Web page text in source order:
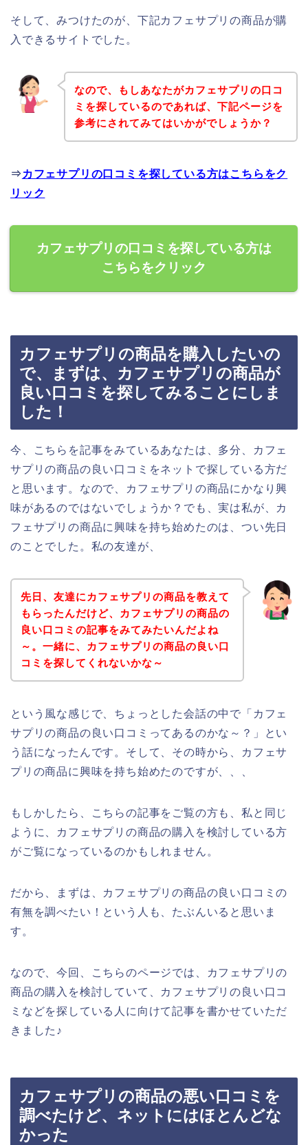
そして、みつけたのが、下記カフェサプリの商品が購
入できるサイトでした。
なので、もしあなたがカフェサプリの口コ
ミを探しているのであれば、下記ページを
参考にされてみてはいかがでしょうか？
⇒ カフェサプリの口コミを探している方はこちらをク
リック
カフェサプリの口コミを探している方は
こちらをクリック
カフェサプリの商品を購入したいの
で、まずは、カフェサプリの商品が
良い口コミを探してみることにしま
した！
今、こちらを記事をみているあなたは、多分、カフェ
サプリの商品の良い口コミをネットで探している方だ
と思います。なので、カフェサプリの商品にかなり興
味があるのではないでしょうか？でも、実は私が、カ
フェサプリの商品に興味を持ち始めたのは、つい先日
のことでした。私の友達が、
先日、友達にカフェサプリの商品を教えて
もらったんだけど、カフェサプリの商品の
良い口コミの記事をみてみたいんだよね
～。一緒に、カフェサプリの商品の良い口
コミを探してくれないかな～
という風な感じで、ちょっとした会話の中で「カフェ
サプリの商品の良い口コミってあるのかな～？」とい
う話になったんです。そして、その時から、カフェサ
プリの商品に興味を持ち始めたのですが、、、
もしかしたら、こちらの記事をご覧の方も、私と同じ
ように、カフェサプリの商品の購入を検討している方
がご覧になっているのかもしれません。
だから、まずは、カフェサプリの商品の良い口コミの
有無を調べたい！という人も、たぶんいると思いま
す。
なので、今回、こちらのページでは、カフェサプリの
商品の購入を検討していて、カフェサプリの良い口コ
ミなどを探している人に向けて記事を書かせていただ
きました♪
カフェサプリの商品の悪い口コミを
調べたけど、ネットにはほとんどな
かった